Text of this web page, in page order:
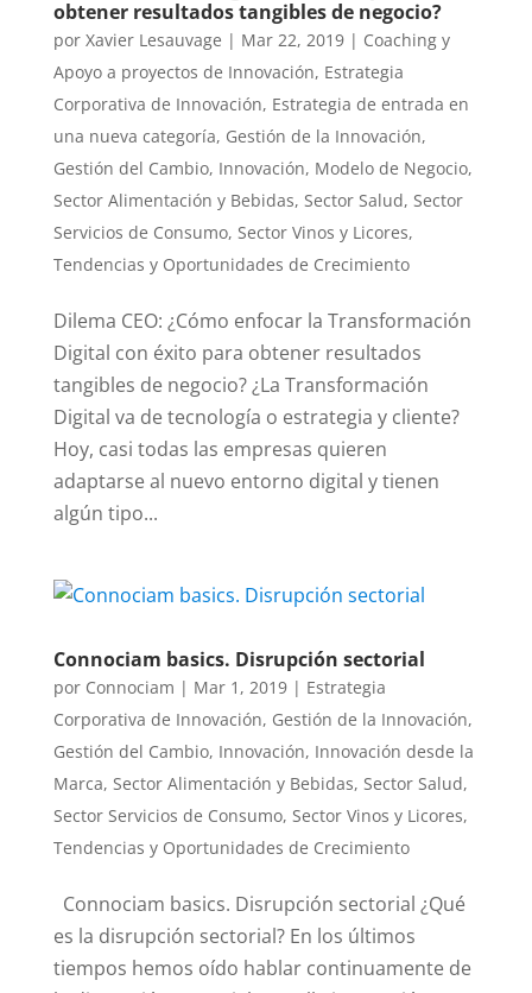
obtener resultados tangibles de negocio?
por Xavier Lesauvage | Mar 22, 2019| Coaching y
Apoyo a proyectos de Innovación, Estrategia
Corporativa de Innovación, Estrategia de entrada en
una nueva categoría, Gestión de la Innovación,
Gestión del Cambio, Innovación, Modelo de Negocio,
Sector Alimentación y Bebidas, Sector Salud, Sector
Servicios de Consumo, Sector Vinos y Licores,
Tendencias y Oportunidades de Crecimiento
Dilema CEO: ¿Cómo enfocar la Transformación
Digital con éxito para obtener resultados
tangibles de negocio? ¿La Transformación
Digital va de tecnología o estrategia y cliente?
Hoy, casi todas las empresas quieren
adaptarse al nuevo entorno digital y tienen
algún tipo...
Connociam basics. Disrupción sectorial
por Connociam | Mar 1, 2019| Estrategia
Corporativa de Innovación, Gestión de la Innovación,
Gestión del Cambio, Innovación, Innovación desde la
Marca, Sector Alimentación y Bebidas, Sector Salud,
Sector Servicios de Consumo, Sector Vinos y Licores,
Tendencias y Oportunidades de Crecimiento
Connociam basics. Disrupción sectorial ¿Qué
es la disrupción sectorial? En los últimos
tiempos hemos oído hablar continuamente de